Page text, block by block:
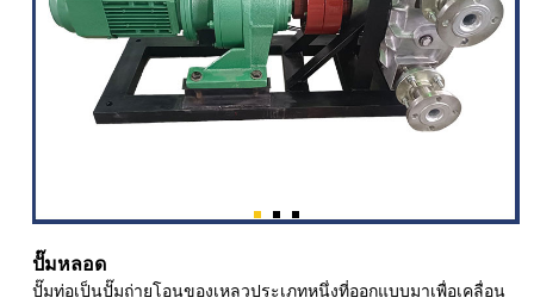
ปั๊มหลอด
ปั๊มท่อเป็นปั๊มถ่ายโอนของเหลวประเภทหนึ่งที่ออกแบบมาเพื่อเคลื่อน